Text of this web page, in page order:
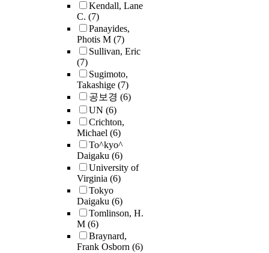
Kendall, Lane
C. (7)
Panayides,
Photis M (7)
Sullivan, Eric
(7)
Sugimoto,
Takashige (7)
공보경 (6)
UN (6)
Crichton,
Michael (6)
To^kyo^
Daigaku (6)
University of
Virginia (6)
Tokyo
Daigaku (6)
Tomlinson, H.
M (6)
Braynard,
Frank Osborn (6)